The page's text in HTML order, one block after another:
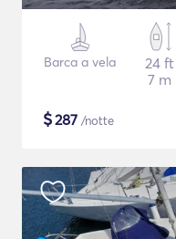
Barca a vela
24 ft
7 m
$287 /notte